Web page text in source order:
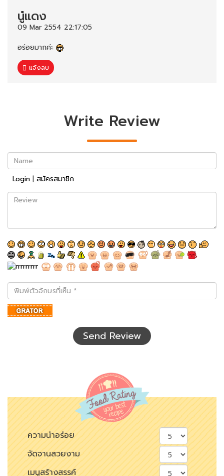
นู๋แดง
09 Mar 2554 22:17:05
อร่อยมากค่ะ
แจ้งลบ
Write Review
Name
Login | สมัครสมาชิก
Review
พิมพ์
ตัว
อักษร
ที่
Send Review
ความน่าอร่อย
จัดจานสวยงาม
เมนูสร้างสรรค์